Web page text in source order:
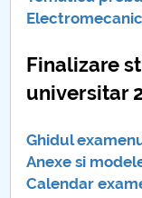
Finalizare
universitar
Ghidul
Anexe si
Calendar